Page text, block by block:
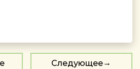
Следующее